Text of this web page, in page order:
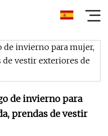
de invierno para
prendas de vestir